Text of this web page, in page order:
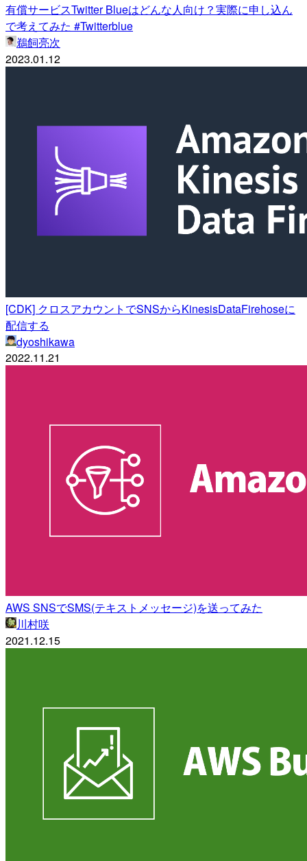
有償サービスTwitter Blueはどんな人向け？実際に申し込ん
で考えてみた #Twitterblue
鵜飼亮次
2023.01.12
[CDK] クロスアカウントでSNSからKinesisDataFirehoseに
配信する
dyoshikawa
2022.11.21
AWS SNSでSMS(テキストメッセージ)を送ってみた
川村咲
2021.12.15